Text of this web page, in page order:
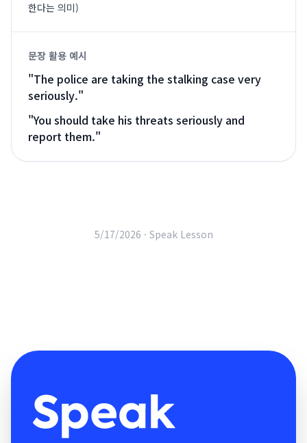
한다는 의미)
문장 활용 예시
"The police are taking the stalking case very
seriously."
"You should take his threats seriously and
report them."
5/17/2026 · Speak Lesson